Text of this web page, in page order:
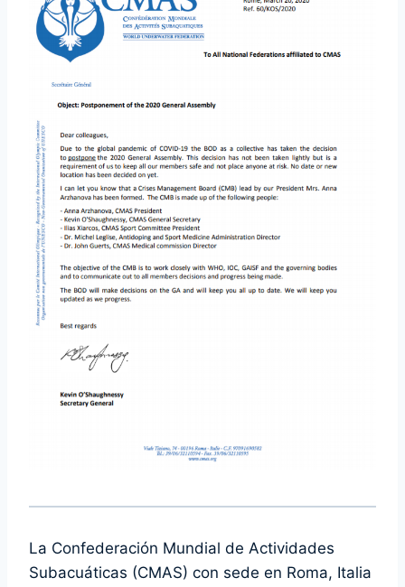
La Confederación Mundial de Actividades
Subacuáticas (CMAS) con sede en Roma, Italia